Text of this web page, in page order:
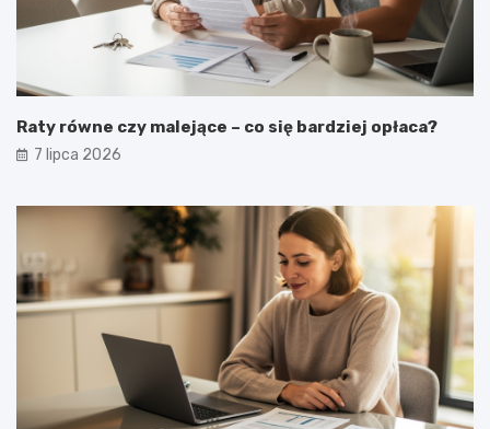
Raty równe czy malejące – co się bardziej opłaca?
7 lipca 2026